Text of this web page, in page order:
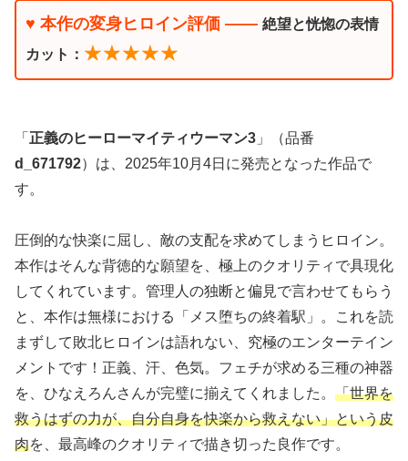
♥ 本作の変身ヒロイン評価 ―― 絶望と恍惚の表情
カット： ★★★★★
「 正義のヒーローマイティウーマン3 」（品番
d_671792）は、2025年10月4日に発売となった作品で
す。
圧倒的な快楽に屈し、敵の支配を求めてしまうヒロイン。
本作はそんな背徳的な願望を、極上のクオリティで具現化
してくれています。 管理人の独断と偏見で言わせてもらう
と、本作は無様における「メス堕ちの終着駅」。これを読
まずして敗北ヒロインは語れない、究極のエンターテイン
メントです！ 正義、汗、色気。フェチが求める三種の神器
を、ひなえろんさんが完璧に揃えてくれました。 「世界を
救うはずの力が、自分自身を快楽から救えない」という皮
肉を、最高峰のクオリティで描き切った良作です。